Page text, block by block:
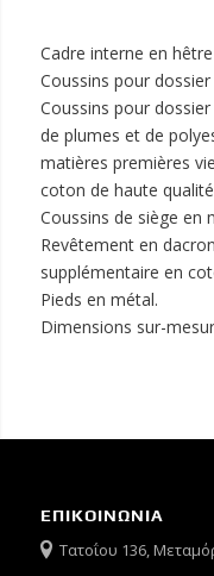
Cadre interne en
Coussins pour
Coussins pour
de plumes et de
matières premières
coton de haute
Coussins de siège en
Revêtement en
supplémentaire en
Pieds en métal.
Dimensions sur-
ΕΠΙΚΟΙΝΩΝΙΑ
Τατοΐου 136,